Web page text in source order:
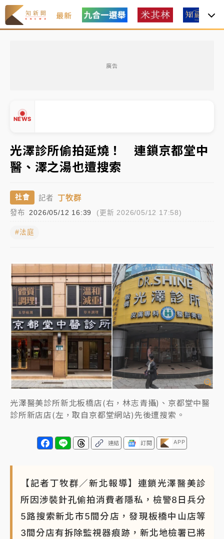
最新
廣告
NEWS
有片｜
連根拔起
中颱白海豚風雨來了！中部以北防豪雨 今晚、明天影
響最劇烈
白海豚逼近！北市水門只出不進 未移置車輛最高罰
油價持續凍漲！ 中油宣布下周一汽柴油價格維持不變
有片｜ 白海豚暴風圈逼近！新北淡水赫見龍捲風 榕樹
連根拔起
中颱白海豚風雨來了！中部以北防豪雨 今晚、明天影
響最劇烈
白海豚逼近！北市水門只出不進 未移置車輛最高罰
4800＋拖吊費
▲
光澤診所偷拍延燒！ 連鎖京都堂中
醫、澤之湯也遭搜索
社會 記者 丁牧群
發布 2026/05/12 16:39 (更新 2026/05/12 17:58)
#法庭
光澤醫美診所新北板橋店(右，林志青攝)、京都堂中醫
診所新店店(左，取自京都堂網站)先後遭搜索。
連結 訂閱 APP
【記者丁牧群／新北報導】連鎖光澤醫美診
所因涉裝針孔偷拍消費者隱私，檢警8日兵分
5路搜索新北市5間分店，發現板橋中山店等
3間分店有拆除監視器痕跡，新北地檢署已將